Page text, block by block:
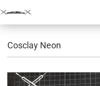
Cosclay Neon